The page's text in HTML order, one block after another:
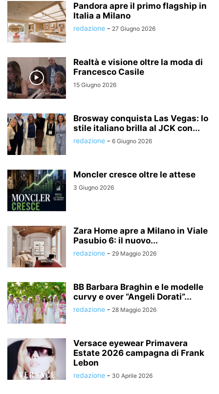
Pandora apre il primo flagship in
Italia a Milano
redazione - 27 Giugno 2026
Realtà e visione oltre la moda di
Francesco Casile
15 Giugno 2026
Brosway conquista Las Vegas: lo
stile italiano brilla al JCK con...
redazione - 6 Giugno 2026
Moncler cresce oltre le attese
3 Giugno 2026
Zara Home apre a Milano in Viale
Pasubio 6: il nuovo...
redazione - 29 Maggio 2026
BB Barbara Braghin e le modelle
curvy e over “Angeli Dorati”...
redazione - 28 Maggio 2026
Versace eyewear Primavera
Estate 2026 campagna di Frank
Lebon
redazione - 30 Aprile 2026